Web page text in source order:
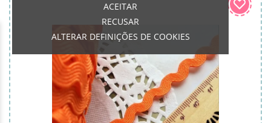
ACEITAR
RECUSAR
ALTERAR DEFINIÇÕES DE COOKIES